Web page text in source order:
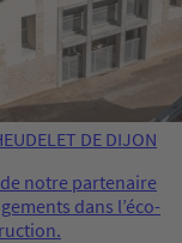
DE DIJON
notre partenaire
dans l’éco-